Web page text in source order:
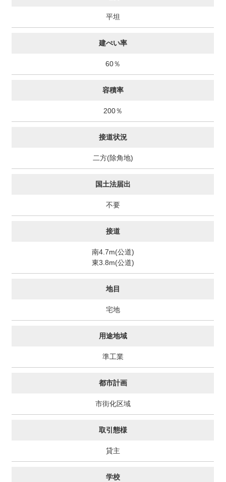
平坦
建ぺい率
60％
容積率
200％
接道状況
二方(除角地)
国土法届出
不要
接道
南4.7m(公道)
東3.8m(公道)
地目
宅地
用途地域
準工業
都市計画
市街化区域
取引態様
貸主
学校